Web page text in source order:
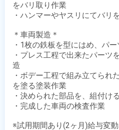
をバリ取り作業
・ハンマーやヤスリにてバリ
＊車両製造＊
・1枚の鉄板を型にはめ、パ
・プレス工程で出来たパーツ
造
・ボデー工程で組み立てられ
を塗る塗装作業
・決められた部品を、組付け
・完成した車両の検査作業
※試用期間あり(2ヶ月)給与変